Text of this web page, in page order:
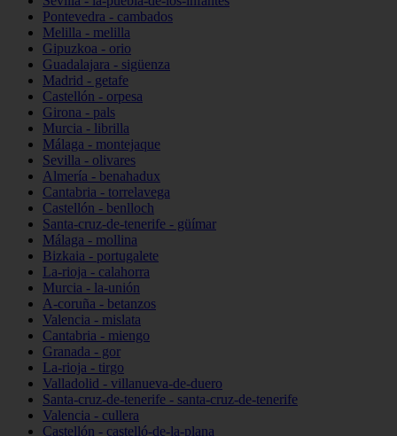
Pontevedra - cambados
Melilla - melilla
Gipuzkoa - orio
Guadalajara - sigüenza
Madrid - getafe
Castellón - orpesa
Girona - pals
Murcia - librilla
Málaga - montejaque
Sevilla - olivares
Almería - benahadux
Cantabria - torrelavega
Castellón - benlloch
Santa-cruz-de-tenerife - güímar
Málaga - mollina
Bizkaia - portugalete
La-rioja - calahorra
Murcia - la-unión
A-coruña - betanzos
Valencia - mislata
Cantabria - miengo
Granada - gor
La-rioja - tirgo
Valladolid - villanueva-de-duero
Santa-cruz-de-tenerife - santa-cruz-de-tenerife
Valencia - cullera
Castellón - castelló-de-la-plana